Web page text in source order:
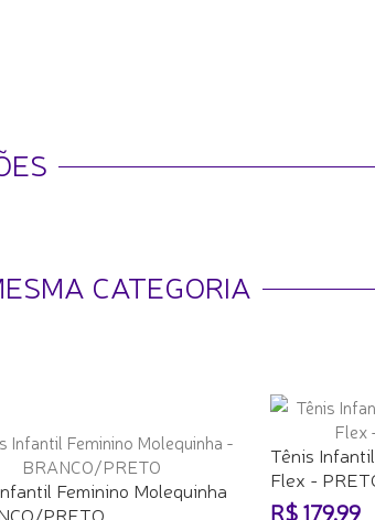
CATEGORIA
Feminino Molequinha
PRETO
Tênis
Flex -
R$ 179,99